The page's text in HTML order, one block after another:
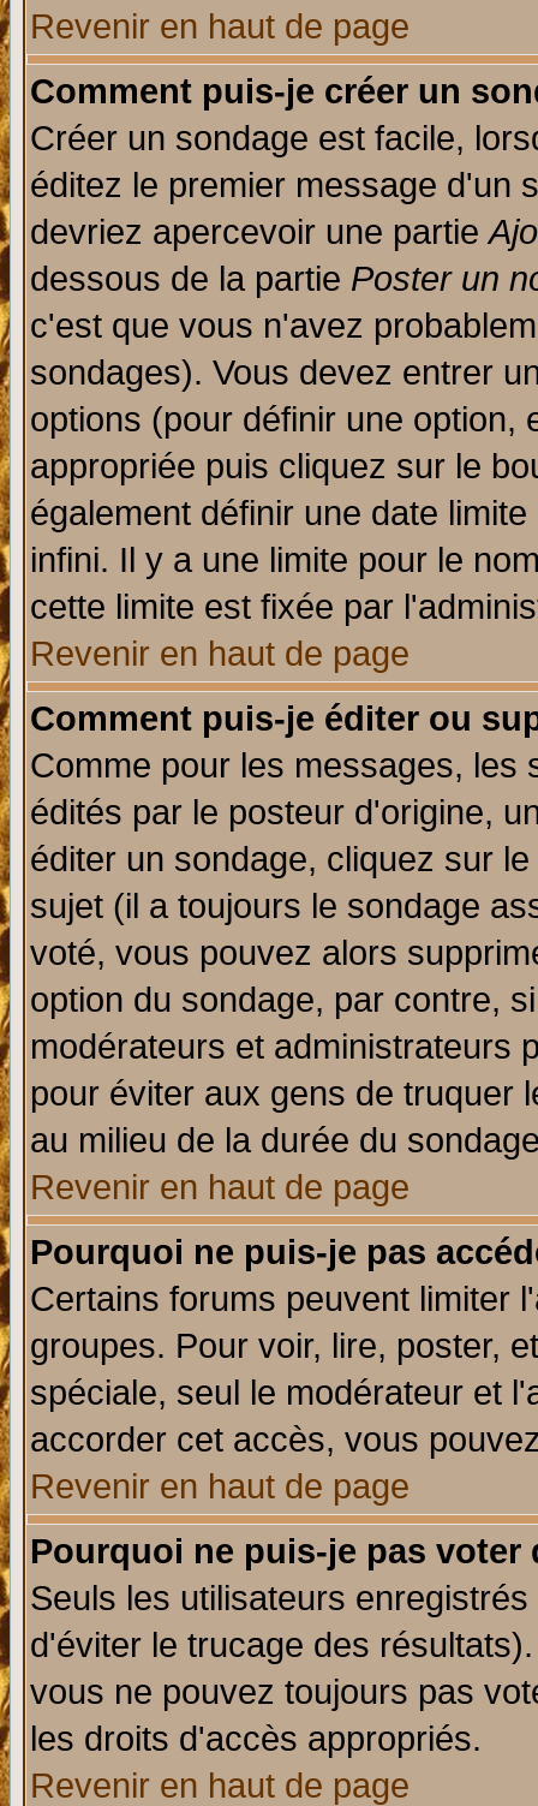
Revenir en haut de page
Comment puis-je créer un
Créer un sondage est facile,
éditez le premier message d'un
devriez apercevoir une partie
dessous de la partie Poster un
c'est que vous n'avez
sondages). Vous devez entrer
options (pour définir une option,
appropriée puis cliquez sur le
également définir une date
infini. Il y a une limite pour le
cette limite est fixée par
Revenir en haut de page
Comment puis-je éditer ou
Comme pour les messages, les
édités par le posteur d'origine,
éditer un sondage, cliquez sur
sujet (il a toujours le sondage
voté, vous pouvez alors
option du sondage, par contre,
modérateurs et administrateurs
pour éviter aux gens de truquer
au milieu de la durée du
Revenir en haut de page
Pourquoi ne puis-je pas
Certains forums peuvent limiter
groupes. Pour voir, lire, poster,
spéciale, seul le modérateur et
accorder cet accès, vous
Revenir en haut de page
Pourquoi ne puis-je pas voter
Seuls les utilisateurs
d'éviter le trucage des
vous ne pouvez toujours pas
les droits d'accès appropriés.
Revenir en haut de page